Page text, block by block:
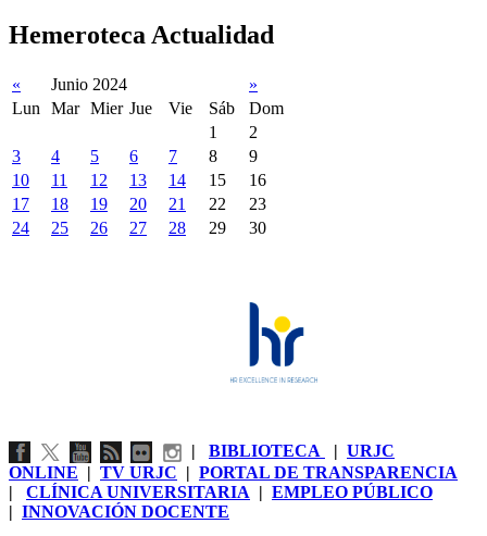
Hemeroteca Actualidad
« Junio 2024
»
Lun
Mar Mier Jue Vie Sáb
Dom
1
2
3
4 5 6 7 8
9
10
11 12 13 14 15
16
17
18 19 20 21 22
23
24
25 26 27 28 29 30
| BIBLIOTECA | URJC
ONLINE | TV URJC | PORTAL DE TRANSPARENCIA
| CLÍNICA UNIVERSITARIA | EMPLEO PÚBLICO
| INNOVACIÓN DOCENTE